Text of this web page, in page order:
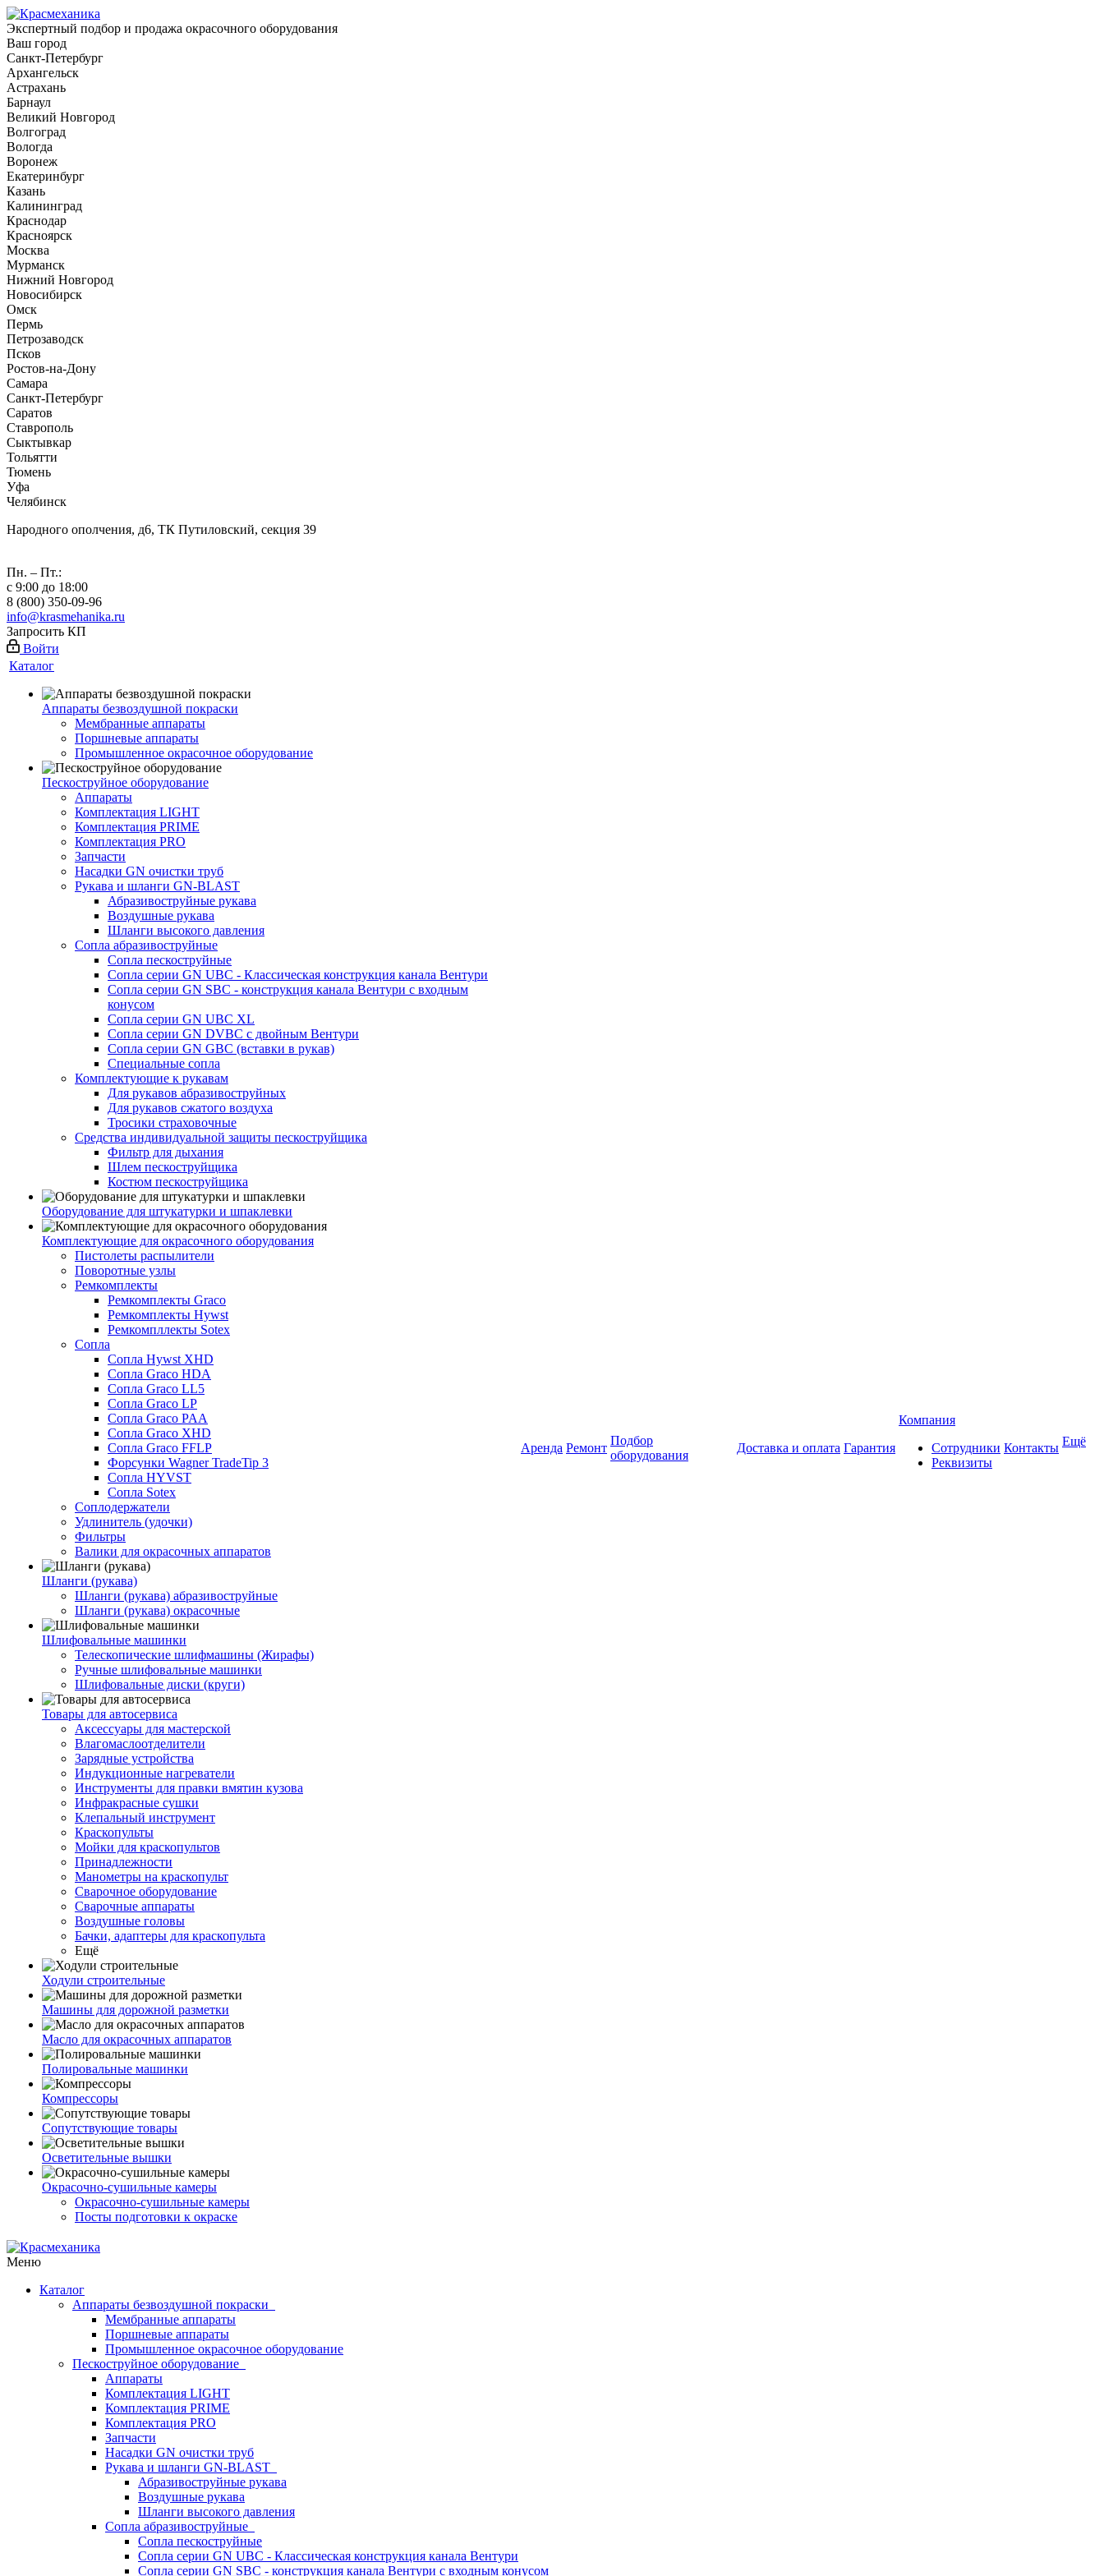
Экспертный подбор и продажа окрасочного оборудования
Ваш город
Санкт-Петербург
Архангельск
Астрахань
Барнаул
Великий Новгород
Волгоград
Вологда
Воронеж
Екатеринбург
Казань
Калининград
Краснодар
Красноярск
Москва
Мурманск
Нижний Новгород
Новосибирск
Омск
Пермь
Петрозаводск
Псков
Ростов-на-Дону
Самара
Санкт-Петербург
Саратов
Ставрополь
Сыктывкар
Тольятти
Тюмень
Уфа
Челябинск
Народного ополчения, д6, ТК Путиловский, секция 39
Пн. – Пт.:
с 9:00 до 18:00
8 (800) 350-09-96
info@krasmehanika.ru
Запросить КП
Войти
Каталог
Аппараты безвоздушной покраски
Мембранные аппараты
Поршневые аппараты
Промышленное окрасочное оборудование
Пескоструйное оборудование
Аппараты
Комплектация LIGHT
Комплектация PRIME
Комплектация PRO
Запчасти
Насадки GN очистки труб
Рукава и шланги GN-BLAST
Абразивоструйные рукава
Воздушные рукава
Шланги высокого давления
Сопла абразивоструйные
Сопла пескоструйные
Сопла серии GN UBC - Классическая конструкция канала Вентури
Сопла серии GN SBC - конструкция канала Вентури c входным
конусом
Сопла серии GN UBC XL
Сопла серии GN DVBC с двойным Вентури
Сопла серии GN GBC (вставки в рукав)
Специальные сопла
Комплектующие к рукавам
Для рукавов абразивоструйных
Для рукавов сжатого воздуха
Тросики страховочные
Средства индивидуальной защиты пескоструйщика
Фильтр для дыхания
Шлем пескоструйщика
Костюм пескоструйщика
Оборудование для штукатурки и шпаклевки
Комплектующие для окрасочного оборудования
Пистолеты распылители
Поворотные узлы
Ремкомплекты
Ремкомплекты Graco
Ремкомплекты Hywst
Ремкомпллекты Sotex
Сопла
Сопла Hywst XHD
Сопла Graco HDA
Сопла Graco LL5
Сопла Graco LP
Сопла Graco PAA
Сопла Graco XHD
Сопла Graco FFLP
Форсунки Wagner TradeTip 3
Сопла HYVST
Сопла Sotex
Соплодержатели
Удлинитель (удочки)
Фильтры
Валики для окрасочных аппаратов
Шланги (рукава)
Шланги (рукава) абразивоструйные
Шланги (рукава) окрасочные
Шлифовальные машинки
Телескопические шлифмашины (Жирафы)
Ручные шлифовальные машинки
Шлифовальные диски (круги)
Товары для автосервиса
Аксессуары для мастерской
Влагомаслоотделители
Зарядные устройства
Индукционные нагреватели
Инструменты для правки вмятин кузова
Инфракрасные сушки
Клепальный инструмент
Краскопульты
Мойки для краскопультов
Принадлежности
Манометры на краскопульт
Сварочное оборудование
Сварочные аппараты
Воздушные головы
Бачки, адаптеры для краскопульта
Ещё
Ходули строительные
Машины для дорожной разметки
Масло для окрасочных аппаратов
Полировальные машинки
Компрессоры
Сопутствующие товары
Осветительные вышки
Окрасочно-сушильные камеры
Окрасочно-сушильные камеры
Посты подготовки к окраске
Аренда Ремонт
Подбор
оборудования
Доставка и оплата Гарантия
Компания
Сотрудники
Реквизиты
Контакты Ещё
Меню
Каталог
Аппараты безвоздушной покраски
Мембранные аппараты
Поршневые аппараты
Промышленное окрасочное оборудование
Пескоструйное оборудование
Аппараты
Комплектация LIGHT
Комплектация PRIME
Комплектация PRO
Запчасти
Насадки GN очистки труб
Рукава и шланги GN-BLAST
Абразивоструйные рукава
Воздушные рукава
Шланги высокого давления
Сопла абразивоструйные
Сопла пескоструйные
Сопла серии GN UBC - Классическая конструкция канала Вентури
Сопла серии GN SBC - конструкция канала Вентури c входным конусом